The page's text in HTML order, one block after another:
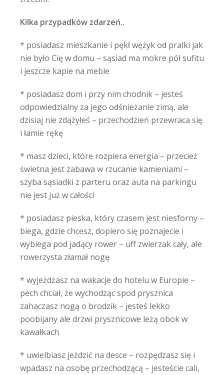
Kilka przypadków zdarzeń..
* posiadasz mieszkanie i pękł wężyk od pralki jak
nie było Cię w domu – sąsiad ma mokre pół sufitu
i jeszcze kapie na meble
* posiadasz dom i przy nim chodnik – jesteś
odpowiedzialny za jego odśnieżanie zimą, ale
dzisiaj nie zdążyłeś – przechodzień przewraca się
i łamie rękę
* masz dzieci, które rozpiera energia – przecież
świetna jest zabawa w rzucanie kamieniami –
szyba sąsiadki z parteru oraz auta na parkingu
nie jest już w całości
* posiadasz pieska, który czasem jest niesforny –
biega, gdzie chcesz, dopiero się poznajecie i
wybiega pod jadący rower – uff zwierzak cały, ale
rowerzysta złamał nogę
* wyjeżdżasz na wakacje do hotelu w Europie –
pech chciał, że wychodząc spod prysznica
zahaczasz nogą o brodzik – jesteś lekko
poobijany ale drzwi prysznicowe leżą obok w
kawałkach
* uwielbiasz jeździć na desce – rozpędzasz się i
wpadasz na osobę przechodzącą – jesteście cali,